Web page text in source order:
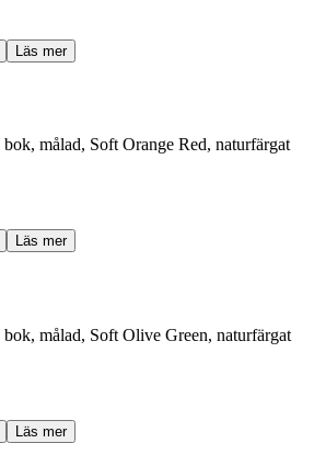
Läs mer
målad, Soft Orange Red, naturfärgat
Läs mer
målad, Soft Olive Green, naturfärgat
Läs mer